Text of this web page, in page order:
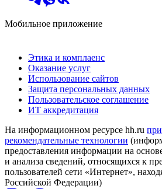
Мобильное приложение
Этика и комплаенс
Оказание услуг
Использование сайтов
Защита персональных данных
Пользовательское соглашение
ИТ аккредитация
На информационном ресурсе hh.ru
рекомендательные технологии
предоставления информации на
и анализа сведений, относящихся к
пользователей сети «Интернет»,
Российской Федерации)